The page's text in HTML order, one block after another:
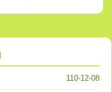
110-12-08